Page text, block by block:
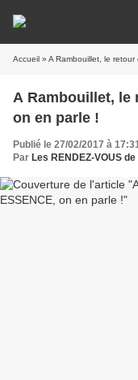
Accueil » A Rambouillet, le
A Rambouillet, le
on en parle !
Publié le 27/02/2017 à
Par Les RENDEZ-VOUS